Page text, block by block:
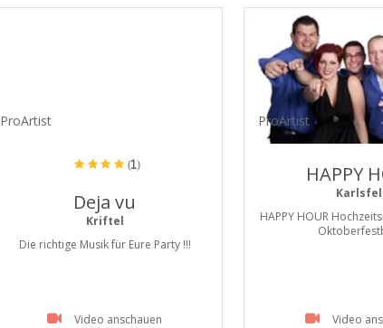
ProArtist
(1)
Deja vu
Kriftel
Die richtige Musik für Eure Party !!!
Video anschauen
ProArtist
HAPPY
HAPPY HOUR
Video